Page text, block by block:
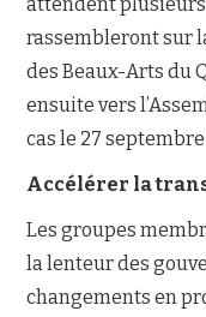
rassembleront sur
des Beaux-Arts du
ensuite vers
cas le 27 septembre
Accélérer la
Les groupes
la lenteur des
changements en